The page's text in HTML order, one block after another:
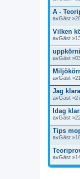
A -
avGäst
Vilken
avGäst
avGäst
avGäst
Jag
avGäst
Idag
avGäst
Tips
avGäst
avGäst